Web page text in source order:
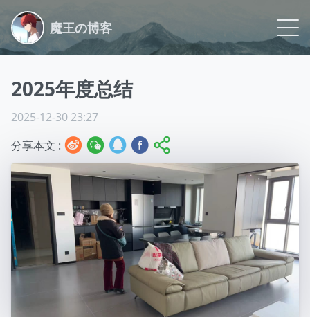
魔王の博客
Logs
Archive
Link
About
2025年度总结
2025-12-30 23:27
分享本文 :